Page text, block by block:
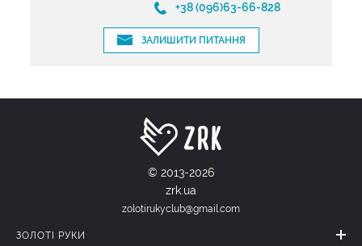
+38 (096)63-66-828
ЗАЛИШИТИ ПИТАННЯ
© 2013-2026
zrk.ua
zolotirukyclub@gmail.com
ЗОЛОТІ РУКИ